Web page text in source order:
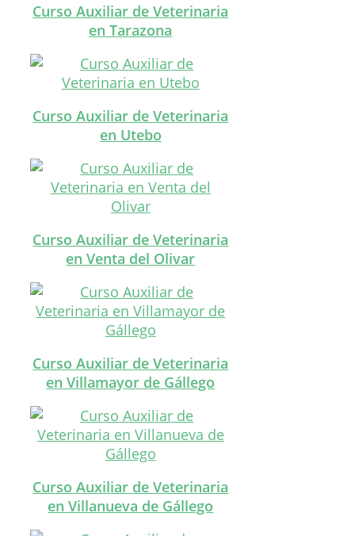
Curso Auxiliar de Veterinaria
en Tarazona
Curso Auxiliar de Veterinaria
en Utebo
Curso Auxiliar de Veterinaria
en Venta del Olivar
Curso Auxiliar de Veterinaria
en Villamayor de Gállego
Curso Auxiliar de Veterinaria
en Villanueva de Gállego